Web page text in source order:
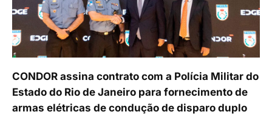
CONDOR assina contrato com a Polícia Militar do
Estado do Rio de Janeiro para fornecimento de
armas elétricas de condução de disparo duplo